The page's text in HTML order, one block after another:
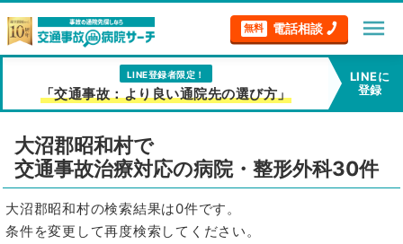
無料 電話相談 menu
LINE登録者限定！
「交通事故：より良い通院先の選び方」
LINEに
登録
大沼郡昭和村で
交通事故治療対応の病院・整形外科30件
大沼郡昭和村の検索結果は0件です。
条件を変更して再度検索してください。